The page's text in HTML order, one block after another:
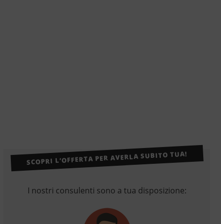
SCOPRI L’OFFERTA PER AVERLA SUBITO TUA!
I nostri consulenti sono a tua disposizione: